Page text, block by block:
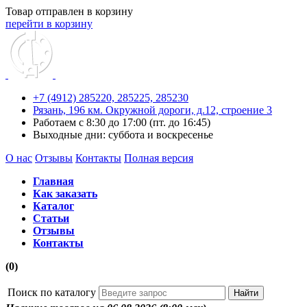
Товар отправлен в корзину
перейти в корзину
+7 (4912) 285220, 285225, 285230
Рязань, 196 км. Окружной дороги, д.12, строение 3
Работаем с 8:30 до 17:00 (пт. до 16:45)
Выходные дни: суббота и воскресенье
О нас Отзывы Контакты Полная версия
Главная
Как заказать
Каталог
Статьи
Отзывы
Контакты
(0)
Поиск по каталогу